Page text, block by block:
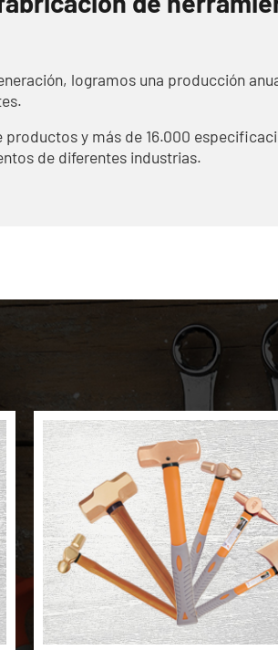
logramos una producción
productos y más de 16.000
de diferentes industrias.